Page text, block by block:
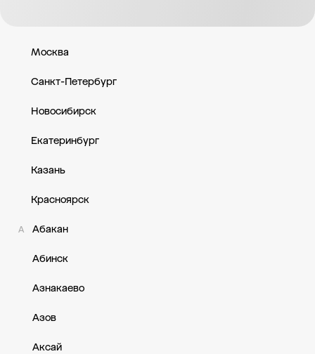
Москва
Санкт-Петербург
Новосибирск
Екатеринбург
Казань
Красноярск
А Абакан
Абинск
Азнакаево
Азов
Аксай